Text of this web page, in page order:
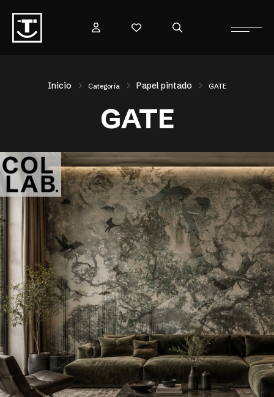
Inicio Categoría Papel pintado GATE
GATE